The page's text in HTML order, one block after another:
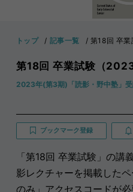
トップ 記事一覧 第18回 卒業
第18回 卒業試験（2023
2023年(第3期)「読影・野中塾」受
ブックマーク登録
「第18回 卒業試験」の
影レクチャーを掲載した
のみ」アクセスコードが必